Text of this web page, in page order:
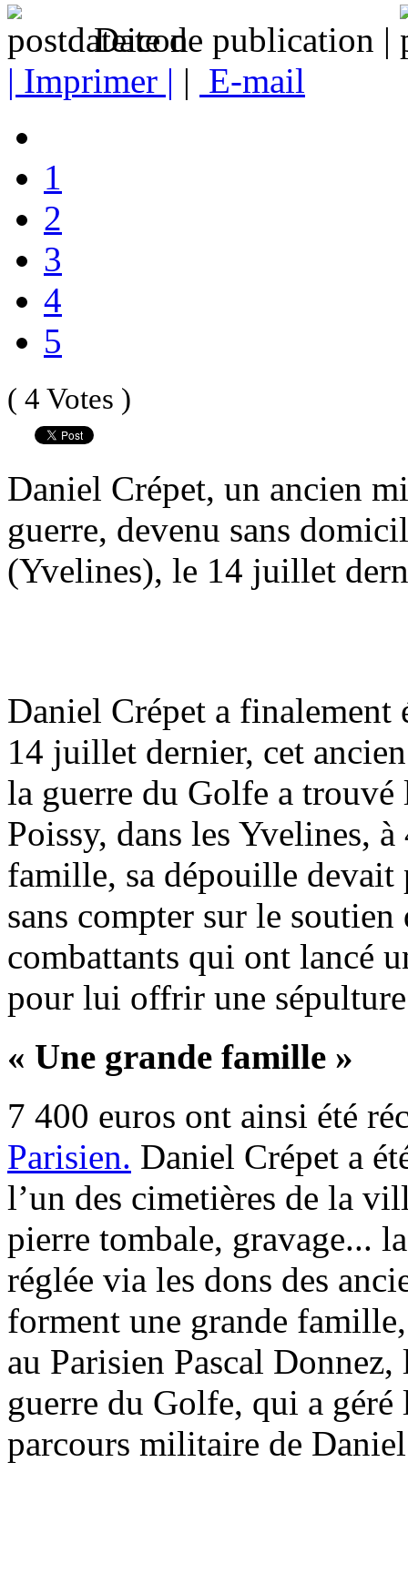
Date de publication |
| Imprimer | | E-mail
1
2
3
4
5
( 4 Votes )
Daniel Crépet, un ancien
guerre, devenu sans
(Yvelines), le 14 juillet
Daniel Crépet a finalement
14 juillet dernier, cet
la guerre du Golfe a
Poissy, dans les Yvelines,
famille, sa dépouille devait
sans compter sur le
combattants qui ont lancé
pour lui offrir une
« Une grande famille »
7 400 euros ont ainsi été
Parisien. Daniel Crépet a
l’un des cimetières de la
pierre tombale, gravage...
réglée via les dons des
forment une grande
au Parisien Pascal
guerre du Golfe, qui a
parcours militaire de